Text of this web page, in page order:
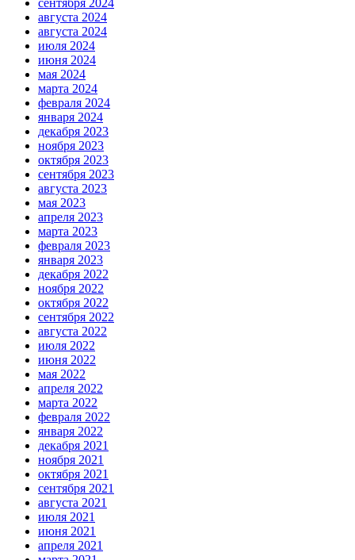
сентября 2024
августа 2024
августа 2024
июля 2024
июня 2024
мая 2024
марта 2024
февраля 2024
января 2024
декабря 2023
ноября 2023
октября 2023
сентября 2023
августа 2023
мая 2023
апреля 2023
марта 2023
февраля 2023
января 2023
декабря 2022
ноября 2022
октября 2022
сентября 2022
августа 2022
июля 2022
июня 2022
мая 2022
апреля 2022
марта 2022
февраля 2022
января 2022
декабря 2021
ноября 2021
октября 2021
сентября 2021
августа 2021
июля 2021
июня 2021
апреля 2021